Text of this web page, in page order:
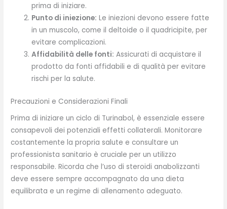
prima di iniziare.
Punto di iniezione: Le iniezioni devono essere fatte
in un muscolo, come il deltoide o il quadricipite, per
evitare complicazioni.
Affidabilità delle fonti: Assicurati di acquistare il
prodotto da fonti affidabili e di qualità per evitare
rischi per la salute.
Precauzioni e Considerazioni Finali
Prima di iniziare un ciclo di Turinabol, è essenziale essere
consapevoli dei potenziali effetti collaterali. Monitorare
costantemente la propria salute e consultare un
professionista sanitario è cruciale per un utilizzo
responsabile. Ricorda che l’uso di steroidi anabolizzanti
deve essere sempre accompagnato da una dieta
equilibrata e un regime di allenamento adeguato.